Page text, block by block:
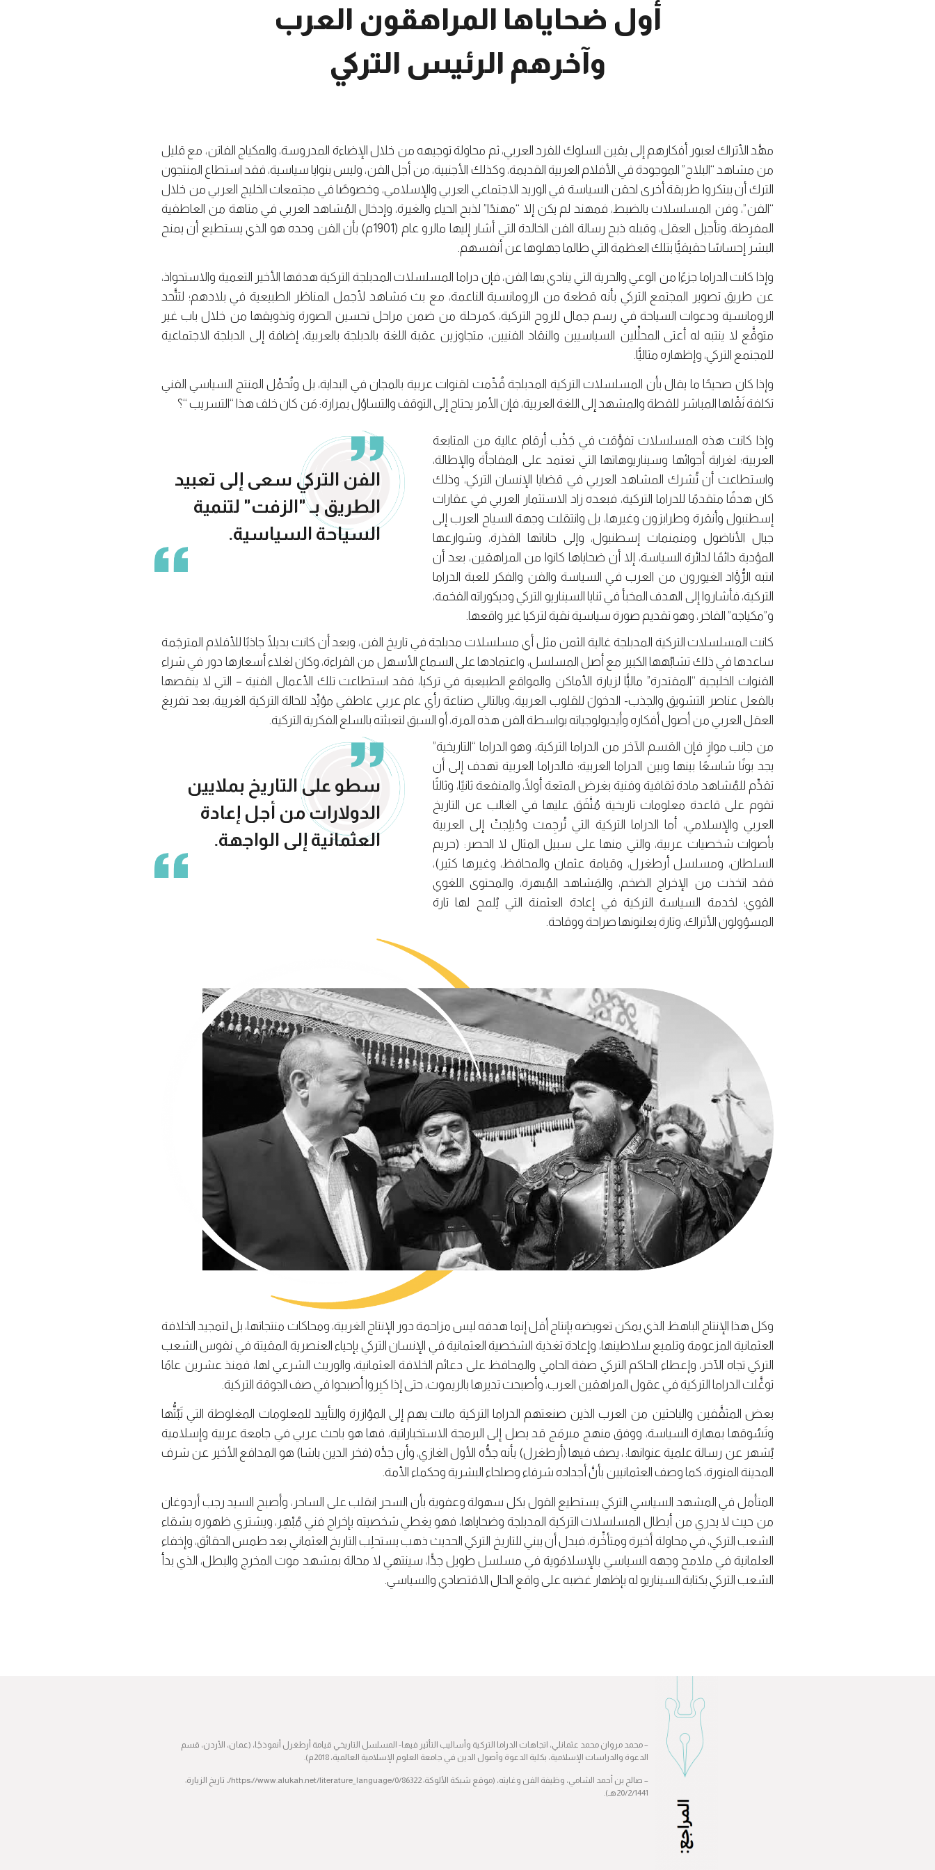
أول ضحاياها المراهقون العرب
وآخرهم الرئيس التركي
مهَّد الأتراك لعبور أفكارهم إلى يقين السلوك للفرد العربي، ثم محاولة توجيهه من خلال الإضاءة المدروسة، والمكياج الفاتن، مع قليل
من مشاهد “البلاج” الموجودة في الأفلام العربية القديمة، وكذلك الأجنبية، من أجل الفن، وليس بنوايا سياسية، فقد استطاع المنتجون
الترك أن يبتكروا طريقة أخرى لحقن السياسة في الوريد الاجتماعي العربي والإسلامي، وخصوصًا في مجتمعات الخليج العربي من خلال
“الفن”، وفن المسلسلات بالضبط، فمهند لم يكن إلا “مهندًا” لذبح الحياء والغيرة، وإدخال المُشاهد العربي في متاهة من العاطفية
المفرِطة، وتأجيل العقل، وقبله ذبح رسالة الفن الخالدة التي أشار إليها مالرو عام (1901م) بأن الفن وحده هو الذي يستطيع أن يمنح
البشر إحساسًا حقيقيًّا بتلك العظمة التي طالما جهلوها عن أنفسهم.
وإذا كانت الدراما جزءًا من الوعي والحرية التي ينادي بها الفن، فإن دراما المسلسلات المدبلجة التركية هدفها الأخير التعمية والاستحواذ،
عن طريق تصوير المجتمع التركي بأنه قطعة من الرومانسية الناعمة، مع بث مَشاهد لأجمل المناظر الطبيعية في بلادهم؛ لتتَّحد
الرومانسية ودعوات السياحة في رسم جمال للروح التركية، كمرحلة من ضمن مراحل تحسين الصورة وتذويقها من خلال باب غير
متوقَّع لا ينتبه له أعتى المحلِّلين السياسيين والنقاد الفنيين، متجاوزين عقبة اللغة بالدبلجة بالعربية، إضافة إلى الدبلجة الاجتماعية
للمجتمع التركي، وإظهاره مثاليًّا.
وإذا كان صحيحًا ما يقال بأن المسلسلات التركية المدبلجة قُدِّمت لقنوات عربية بالمجان في البداية، بل وتُحمِّل المنتج السياسي الفني
تكلفة نَقْلها المباشر للقطة والمشهد إلى اللغة العربية، فإن الأمر يحتاج إلى التوقف والتساؤل بمرارة: مَن كان خلف هذا “التسريب “؟
وإذا كانت هذه المسلسلات تفوَّقت في جَذْب أرقام عالية من المتابعة
العربية؛ لغرابة أجوائها وسيناريوهاتها التي تعتمد على المفاجأة والإطالة،
واستطاعت أن تُشرك المشاهد العربي في قضايا الإنسان التركي، وذلك
كان هدفًا متقدمًا للدراما التركية، فبعده زاد الاستثمار العربي في عقارات
إسطنبول وأنقرة وطرابزون وغيرها، بل وانتقلت وجهة السياح العرب إلى
جبال الأناضول ومنمنمات إسطنبول، وإلى حاناتها القذرة، وشوارعها
المؤدية دائمًا لدائرة السياسة، إلا أن ضحاياها كانوا من المراهقين، بعد أن
انتبه الرُّوَّاد الغيورون من العرب في السياسة والفن والفكر للعبة الدراما
التركية، فأشاروا إلى الهدف المخبأ في ثنايا السيناريو التركي وديكوراته الفخمة،
و”مكياجه” الفاخر، وهو تقديم صورة سياسية نقية لتركيا غير واقعها.
الفن التركي سعى إلى تعبيد
الطريق بـ "الزفت" لتنمية
السياحة السياسية.
كانت المسلسلات التركية المدبلجة غالية الثمن مثل أي مسلسلات مدبلجة في تاريخ الفن، وبعد أن كانت بديلًا جاذبًا للأفلام المترجَمة
ساعدها في ذلك تشابُهها الكبير مع أصل المسلسل، واعتمادها على السماع الأسهل من القراءة، وكان لغلاء أسعارها دور في شراء
القنوات الخليجية “المقتدرة” ماليًّا لزيارة الأماكن والمواقع الطبيعية في تركيا، فقد استطاعت تلك الأعمال الفنية – التي لا ينقصها
بالفعل عناصر التشويق والجذب- الدخولَ للقلوب العربية، وبالتالي صناعة رأي عام عربي عاطفي مؤيِّد للحالة التركية الغريبة، بعد تفريغ
العقل العربي من أصول أفكاره وأيديولوجياته بواسطة الفن هذه المرة، أو السبق لتعبئته بالسلع الفكرية التركية.
من جانب موازٍ فإن القسم الآخر من الدراما التركية، وهو الدراما “التاريخية”
يجد بونًا شاسعًا بينها وبين الدراما العربية؛ فالدراما العربية تهدف إلى أن
تقدِّم للمُشاهد مادة ثقافية وفنية بغرض المتعة أولًا، والمنفعة ثانيًا، وثالثًا
تقوم على قاعدة معلومات تاريخية مُتَّفَق عليها في الغالب عن التاريخ
العربي والإسلامي، أما الدراما التركية التي تُرجِمت ودُبلِجتْ إلى العربية
بأصوات شخصيات عربية، والتي منها على سبيل المثال لا الحصر: (حريم
السلطان، ومسلسل أرطغرل، وقيامة عثمان والمحافظ، وغيرها كثير)،
فقد اتخذت من الإخراج الضخم، والمَشاهد المُبهرة، والمحتوى اللغوي
القوي؛ لخدمة السياسة التركية في إعادة العثمنة التي يُلمح لها تارة
المسؤولون الأتراك، وتارة يعلنونها صراحة ووقاحة.
سطو على التاريخ بملايين
الدولارات من أجل إعادة
العثمانية إلى الواجهة.
وكل هذا الإنتاج الباهظ الذي يمكن تعويضه بإنتاج أقل إنما هدفه ليس مزاحمة دور الإنتاج الغربية، ومحاكات منتجاتها، بل لتمجيد الخلافة
العثمانية المزعومة وتلميع سلاطينها، وإعادة تغذية الشخصية العثمانية في الإنسان التركي بإحياء العنصرية المقيتة في نفوس الشعب
التركي تجاه الآخر، وإعطاء الحاكم التركي صفة الحامي والمحافظ على دعائم الخلافة العثمانية، والوريث الشرعي لها، فمنذ عشرين عامًا
توغَّلت الدراما التركية في عقول المراهقين العرب، وأصبحت تديرها بالريموت، حتى إذا كبِروا أصبحوا في صف الجوقة التركية.
بعض المثقَّفين والباحثين من العرب الذين صنعتهم الدراما التركية مالت بهم إلى المؤازرة والتأييد للمعلومات المغلوطة التي تَبُثُّها
وتَسُوقها بمهارة السياسة، ووفق منهج مبرمَج قد يصل إلى البرمجة الاستخباراتية، فها هو باحث عربي في جامعة عربية وإسلامية
يُشهر عن رسالة علمية عنوانها: ، يصف فيها (أرطغرل) بأنه جدُّه الأول الغازي، وأن جدَّه (فخر الدين باشا) هو المدافع الأخير عن شرف
المدينة المنورة، كما وصف العثمانيين بأنَّ أجداده شرفاء وصلحاء البشرية وحكماء الأمة.
المتأمل في المشهد السياسي التركي يستطيع القول بكل سهولة وعفوية بأن السحر انقلب على الساحر، وأصبح السيد رجب أردوغان
من حيث لا يدري من أبطال المسلسلات التركية المدبلجة وضحاياها، فهو يغطي شخصيته بإخراج فني مُبْهِر، ويشتري ظهوره بشقاء
الشعب التركي، في محاولة أخيرة ومتأخِّرة، فبدل أن يبني للتاريخ التركي الحديث ذهب يستحلِب التاريخ العثماني بعد طمس الحقائق، وإخفاء
العلمانية في ملامح وجهه السياسي بالإسلامَوية في مسلسل طويل جدًّا، سينتهي لا محالة بمشهد موت المخرج والبطل، الذي بدأ
الشعب التركي بكتابة السيناريو له بإظهار غضبه على واقع الحال الاقتصادي والسياسي.
– محمد مروان محمد عثمانلي، اتجاهات الدراما التركية وأساليب التأثير فيها- المسلسل التاريخي قيامة أرطغرل أنموذجًا، (عمان، الأردن، قسم
الدعوة والدراسات الإسلامية، بكلية الدعوة وأصول الدين في جامعة العلوم الإسلامية العالمية، 2018م).
– صالح بن أحمد الشامي، وظيفة الفن وغايته، (موقع شبكة الألوكة: https://www.alukah.net/literature_language/0/86322/، تاريخ الزيارة:
20/2/1441هـ).